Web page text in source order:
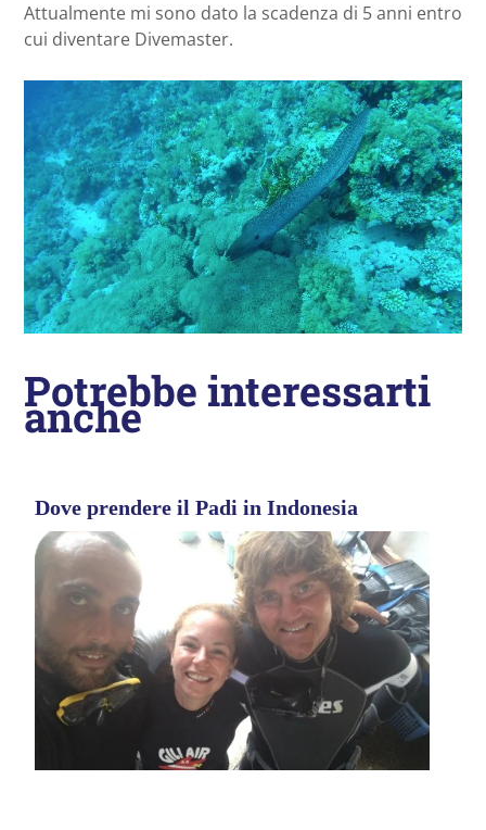
Attualmente mi sono dato la scadenza di 5 anni entro
cui diventare Divemaster.
Potrebbe interessarti
anche
Dove prendere il Padi in Indonesia